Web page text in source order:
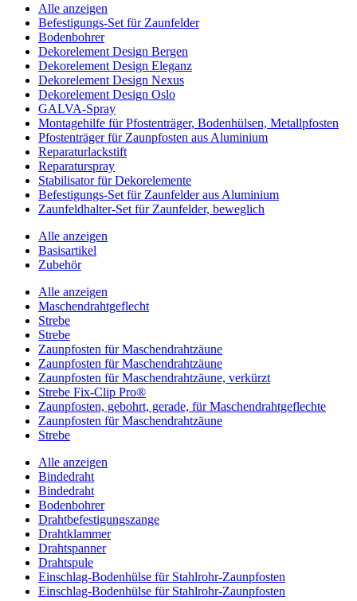
Alle anzeigen
Befestigungs-Set für Zaunfelder
Bodenbohrer
Dekorelement Design Bergen
Dekorelement Design Eleganz
Dekorelement Design Nexus
Dekorelement Design Oslo
GALVA-Spray
Montagehilfe für Pfostenträger, Bodenhülsen, Metallpfosten
Pfostenträger für Zaunpfosten aus Aluminium
Reparaturlackstift
Reparaturspray
Stabilisator für Dekorelemente
Befestigungs-Set für Zaunfelder aus Aluminium
Zaunfeldhalter-Set für Zaunfelder, beweglich
Alle anzeigen
Basisartikel
Zubehör
Alle anzeigen
Maschendrahtgeflecht
Strebe
Strebe
Zaunpfosten für Maschendrahtzäune
Zaunpfosten für Maschendrahtzäune
Zaunpfosten für Maschendrahtzäune, verkürzt
Strebe Fix-Clip Pro®
Zaunpfosten, gebohrt, gerade, für Maschendrahtgeflechte
Zaunpfosten für Maschendrahtzäune
Strebe
Alle anzeigen
Bindedraht
Bindedraht
Bodenbohrer
Drahtbefestigungszange
Drahtklammer
Drahtspanner
Drahtspule
Einschlag-Bodenhülse für Stahlrohr-Zaunpfosten
Einschlag-Bodenhülse für Stahlrohr-Zaunpfosten